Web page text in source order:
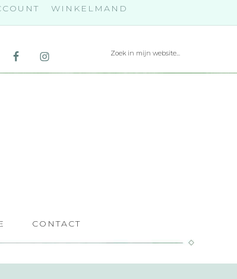
WINKELMAND
CONTACT